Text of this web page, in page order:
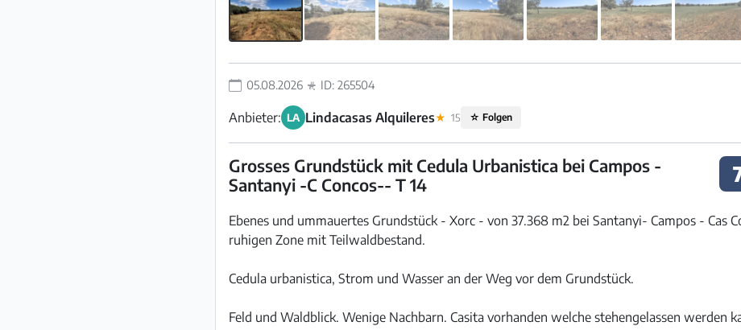
05.08.2026 ID: 265504
Anbieter: LA Lindacasas Alquileres★ 15 ☆ Folgen
Grosses Grundstück mit Cedula Urbanistica bei Campos -
Santanyi -C Concos-- T 14
Ebenes und ummauertes Grundstück - Xorc - von 37.368 m2 bei Santanyi- Campos - Cas
ruhigen Zone mit Teilwaldbestand.
Cedula urbanistica, Strom und Wasser an der Weg vor dem Grundstück.
Feld und Waldblick. Wenige Nachbarn. Casita vorhanden welche stehengelassen werden